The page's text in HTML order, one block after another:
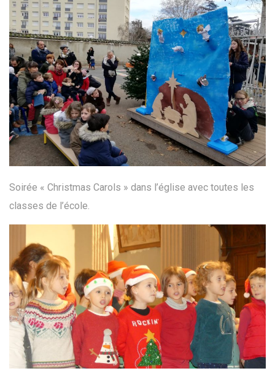
Soirée « Christmas Carols » dans l’église avec toutes les
classes de l’école.